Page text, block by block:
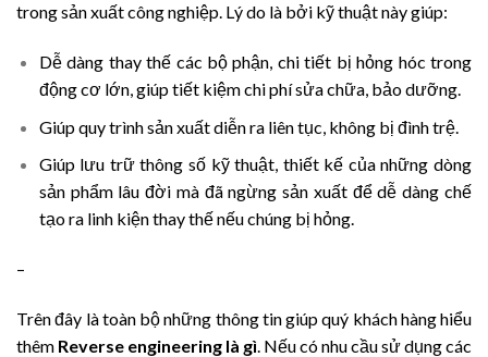
trong sản xuất công nghiệp. Lý do là bởi kỹ thuật này giúp:
Dễ dàng thay thế các bộ phận, chi tiết bị hỏng hóc trong
động cơ lớn, giúp tiết kiệm chi phí sửa chữa, bảo dưỡng.
Giúp quy trình sản xuất diễn ra liên tục, không bị đình trệ.
Giúp lưu trữ thông số kỹ thuật, thiết kế của những dòng
sản phẩm lâu đời mà đã ngừng sản xuất để dễ dàng chế
tạo ra linh kiện thay thế nếu chúng bị hỏng.
–
Trên đây là toàn bộ những thông tin giúp quý khách hàng hiểu
thêm Reverse engineering là gì . Nếu có nhu cầu sử dụng các